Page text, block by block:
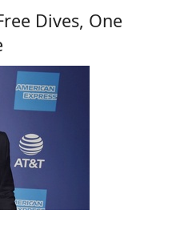
Dives, One